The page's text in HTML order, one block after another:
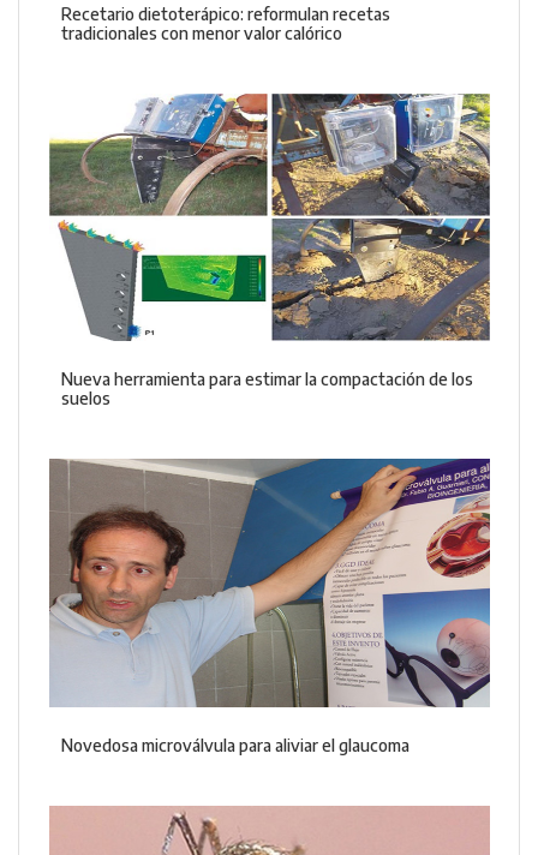
Recetario dietoterápico: reformulan recetas
tradicionales con menor valor calórico
Nueva herramienta para estimar la compactación de los
suelos
Novedosa microválvula para aliviar el glaucoma